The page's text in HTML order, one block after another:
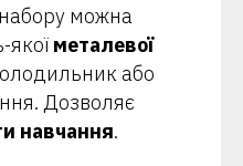
можна
якої металевої
або
Дозволяє
навчання.